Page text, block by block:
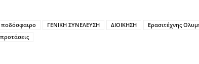
ποδόσφαιρο ΓΕΝΙΚΗ ΣΥΝΕΛΕΥΣΗ ΔΙΟΙΚΗΣΗ
Ερασιτέχνης
προτάσεις